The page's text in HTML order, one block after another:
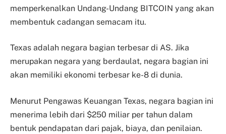
memperkenalkan Undang-Undang BITCOIN yang akan
membentuk cadangan semacam itu.
Texas adalah negara bagian terbesar di AS. Jika
merupakan negara yang berdaulat, negara bagian ini
akan memiliki ekonomi terbesar ke-8 di dunia.
Menurut Pengawas Keuangan Texas, negara bagian ini
menerima lebih dari $250 miliar per tahun dalam
bentuk pendapatan dari pajak, biaya, dan penilaian.